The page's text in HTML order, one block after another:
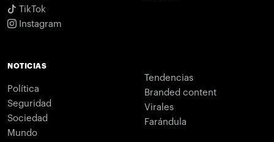
TikTok
Instagram
NOTICIAS
Política
Seguridad
Sociedad
Mundo
Tendencias
Branded content
Virales
Farándula